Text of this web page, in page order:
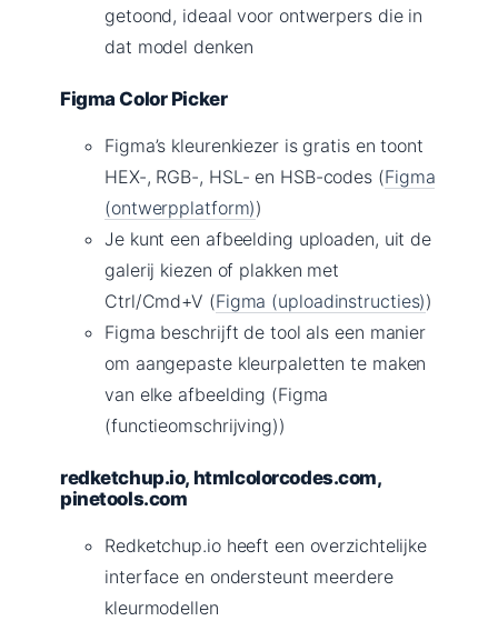
getoond, ideaal voor ontwerpers die in
dat model denken
Figma Color Picker
Figma’s kleurenkiezer is gratis en toont
HEX-, RGB-, HSL- en HSB-codes (Figma
(ontwerpplatform))
Je kunt een afbeelding uploaden, uit de
galerij kiezen of plakken met
Ctrl/Cmd+V (Figma (uploadinstructies))
Figma beschrijft de tool als een manier
om aangepaste kleurpaletten te maken
van elke afbeelding (Figma
(functieomschrijving))
redketchup.io, htmlcolorcodes.com,
pinetools.com
Redketchup.io heeft een overzichtelijke
interface en ondersteunt meerdere
kleurmodellen